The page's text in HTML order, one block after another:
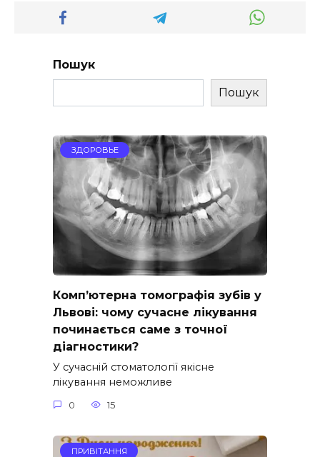
Пошук
Пошук
ЗДОРОВЬЕ
Комп’ютерна томографія зубів у
Львові: чому сучасне лікування
починається саме з точної
діагностики?
У сучасній стоматології якісне
лікування неможливе
0 15
ПРИВІТАННЯ